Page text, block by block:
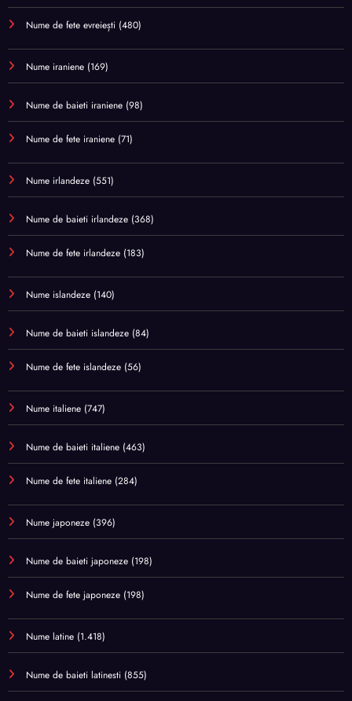
Nume de fete evreiești (480)
Nume iraniene (169)
Nume de baieti iraniene (98)
Nume de fete iraniene (71)
Nume irlandeze (551)
Nume de baieti irlandeze (368)
Nume de fete irlandeze (183)
Nume islandeze (140)
Nume de baieti islandeze (84)
Nume de fete islandeze (56)
Nume italiene (747)
Nume de baieti italiene (463)
Nume de fete italiene (284)
Nume japoneze (396)
Nume de baieti japoneze (198)
Nume de fete japoneze (198)
Nume latine (1.418)
Nume de baieti latinesti (855)